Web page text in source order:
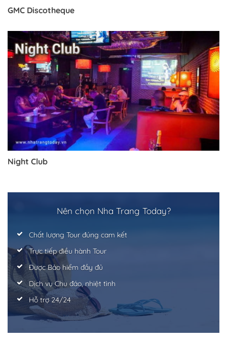
Trở về trang trước đó
GMC Discotheque
Night Club
Nên chọn Nha Trang Today?
Chất lượng Tour đúng cam kết
Trực tiếp điều hành Tour
Được Bảo hiểm đầy đủ
Dịch vụ Chu đáo, nhiệt tình
Hỗ trợ 24/24